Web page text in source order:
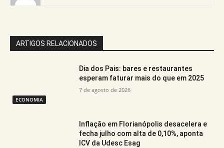
ARTIGOS RELACIONADOS
ECONOMIA
Dia dos Pais: bares e restaurantes
esperam faturar mais do que em 2025
7 de agosto de 2026
Inflação em Florianópolis desacelera e
fecha julho com alta de 0,10%, aponta
ICV da Udesc Esag